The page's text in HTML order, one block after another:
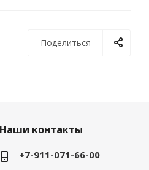
Поделиться
Наши контакты
+7-911-071-66-00